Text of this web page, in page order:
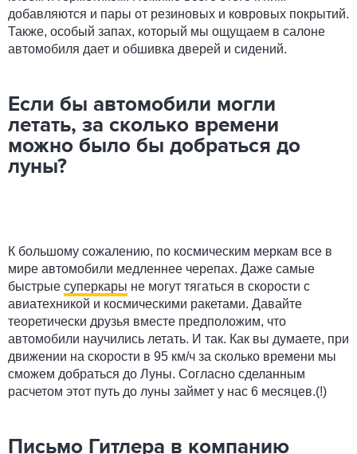
добавляются и пары от резиновых и ковровых покрытий.
Также, особый запах, который мы ощущаем в салоне
автомобиля дает и обшивка дверей и сидений.
Если бы автомобили могли
летать, за сколько времени
можно было бы добраться до
луны?
К большому сожалению, по космическим меркам все в
мире автомобили медленнее черепах. Даже самые
быстрые суперкары не могут тягаться в скорости с
авиатехникой и космическими ракетами. Давайте
теоретически друзья вместе предположим, что
автомобили научились летать. И так. Как вы думаете, при
движении на скорости в 95 км/ч за сколько времени мы
сможем добраться до Луны. Согласно сделанным
расчетом этот путь до луны займет у нас 6 месяцев.(!)
Письмо Гитлера в компанию